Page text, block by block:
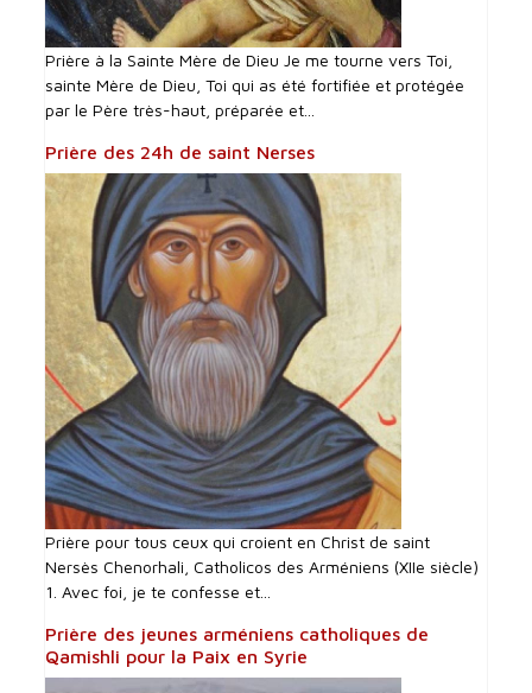
Prière à la Sainte Mère de Dieu Je me tourne vers Toi,
sainte Mère de Dieu, Toi qui as été fortifiée et protégée
par le Père très-haut, préparée et...
Prière des 24h de saint Nerses
Prière pour tous ceux qui croient en Christ de saint
Nersès Chenorhali, Catholicos des Arméniens (XIIe siècle)
1. Avec foi, je te confesse et...
Prière des jeunes arméniens catholiques de
Qamishli pour la Paix en Syrie